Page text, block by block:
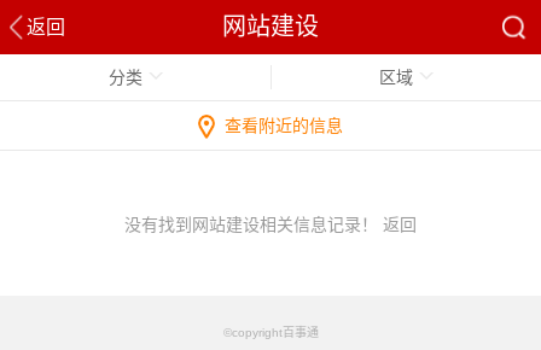
返回 网站建设
分类 区域
查看附近的信息
没有找到网站建设相关信息记录！ 返回
©copyright百事通